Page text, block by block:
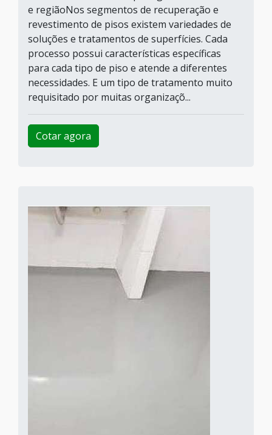
e regiãoNos segmentos de recuperação e
revestimento de pisos existem variedades de
soluções e tratamentos de superfícies. Cada
processo possui características específicas
para cada tipo de piso e atende a diferentes
necessidades. E um tipo de tratamento muito
requisitado por muitas organizaçõ...
Cotar agora